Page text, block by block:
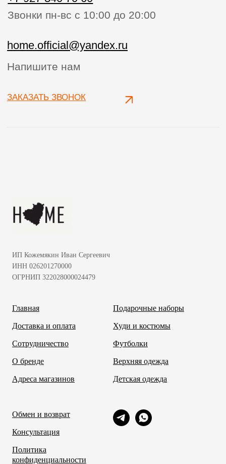
ИП Кожемякин Иван Сергеевич
ИНН 026201270000
ОГРНИП 322028000024479
Главная
Доставка и оплата
Сотрудничество
О бренде
Адреса магазинов
Подарочные наборы
Худи и костюмы
Футболки
Верхняя одежда
Детская одежда
Обмен и возврат
Консультация
Политика
конфиденциальности